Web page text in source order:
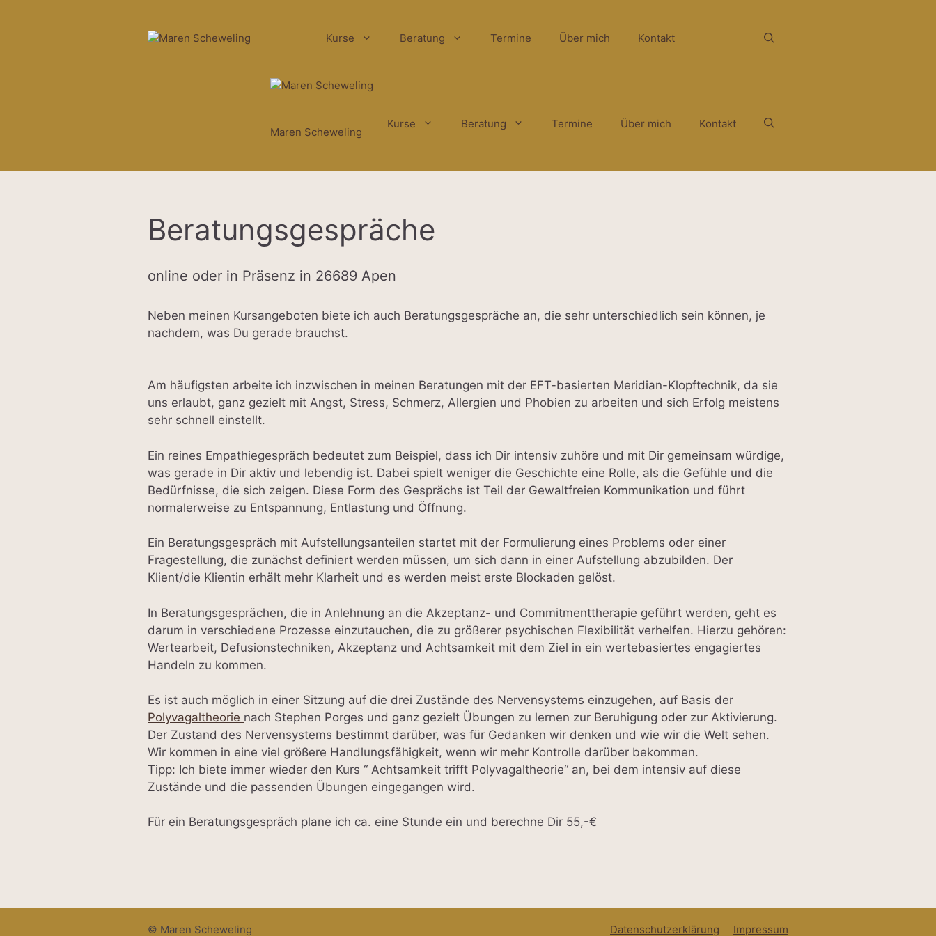
Kurse Beratung Termine Über mich Kontakt
Maren Scheweling
Kurse Beratung Termine Über mich Kontakt
Beratungsgespräche
online oder in Präsenz in 26689 Apen
Neben meinen Kursangeboten biete ich auch Beratungsgespräche an, die sehr unterschiedlich sein können, je
nachdem, was Du gerade brauchst.
Am häufigsten arbeite ich inzwischen in meinen Beratungen mit der EFT-basierten Meridian-Klopftechnik, da sie
uns erlaubt, ganz gezielt mit Angst, Stress, Schmerz, Allergien und Phobien zu arbeiten und sich Erfolg meistens
sehr schnell einstellt.
Ein reines Empathiegespräch bedeutet zum Beispiel, dass ich Dir intensiv zuhöre und mit Dir gemeinsam würdige,
was gerade in Dir aktiv und lebendig ist. Dabei spielt weniger die Geschichte eine Rolle, als die Gefühle und die
Bedürfnisse, die sich zeigen. Diese Form des Gesprächs ist Teil der Gewaltfreien Kommunikation und führt
normalerweise zu Entspannung, Entlastung und Öffnung.
Ein Beratungsgespräch mit Aufstellungsanteilen startet mit der Formulierung eines Problems oder einer
Fragestellung, die zunächst definiert werden müssen, um sich dann in einer Aufstellung abzubilden. Der
Klient/die Klientin erhält mehr Klarheit und es werden meist erste Blockaden gelöst.
In Beratungsgesprächen, die in Anlehnung an die Akzeptanz- und Commitmenttherapie geführt werden, geht es
darum in verschiedene Prozesse einzutauchen, die zu größerer psychischen Flexibilität verhelfen. Hierzu gehören:
Wertearbeit, Defusionstechniken, Akzeptanz und Achtsamkeit mit dem Ziel in ein wertebasiertes engagiertes
Handeln zu kommen.
Es ist auch möglich in einer Sitzung auf die drei Zustände des Nervensystems einzugehen, auf Basis der
Polyvagaltheorie nach Stephen Porges und ganz gezielt Übungen zu lernen zur Beruhigung oder zur Aktivierung.
Der Zustand des Nervensystems bestimmt darüber, was für Gedanken wir denken und wie wir die Welt sehen.
Wir kommen in eine viel größere Handlungsfähigkeit, wenn wir mehr Kontrolle darüber bekommen.
Tipp: Ich biete immer wieder den Kurs “ Achtsamkeit trifft Polyvagaltheorie“ an, bei dem intensiv auf diese
Zustände und die passenden Übungen eingegangen wird.
Für ein Beratungsgespräch plane ich ca. eine Stunde ein und berechne Dir 55,-€
Datenschutzerklärung Impressum
© Maren Scheweling